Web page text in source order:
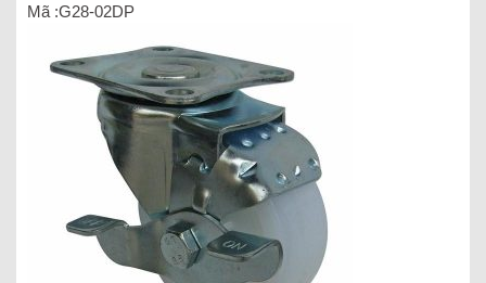
Mã :G28-02DP